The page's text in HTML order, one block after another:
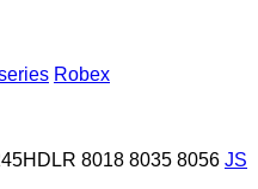
Robex
8018 8035 8056 JS